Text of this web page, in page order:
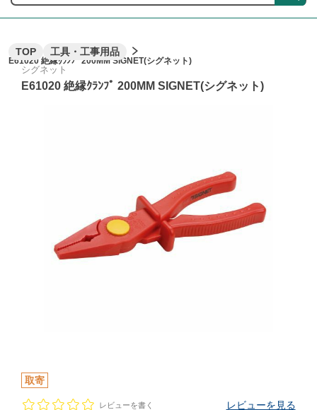
TOP 工具・工事用品
E61020 絶縁ｸﾗﾝﾌﾟ 200MM SIGNET(シグネット)
シグネット
E61020 絶縁ｸﾗﾝﾌﾟ 200MM SIGNET(シグネット)
取寄
レビューを書く レビューを見る